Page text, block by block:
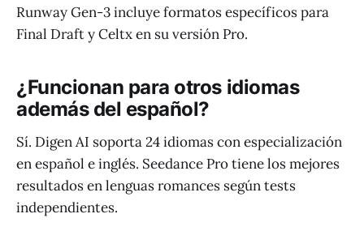
Runway Gen-3 incluye formatos específicos para
Final Draft y Celtx en su versión Pro.
¿Funcionan para otros idiomas
además del español?
Sí. Digen AI soporta 24 idiomas con especialización
en español e inglés. Seedance Pro tiene los mejores
resultados en lenguas romances según tests
independientes.